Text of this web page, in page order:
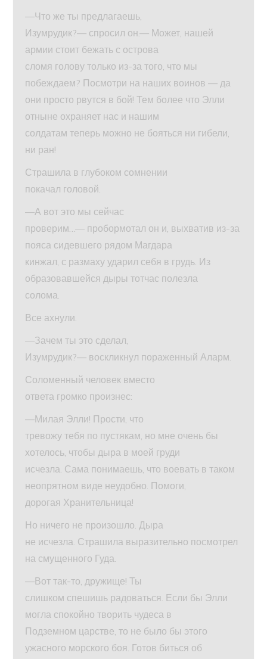
—Что же ты предлагаешь,
Изумрудик?— спросил он.— Может, нашей
армии стоит бежать с острова
сломя голову только из-за того, что мы
побеждаем? Посмотри на наших воинов — да
они просто рвутся в бой! Тем более что Элли
отныне охраняет нас и нашим
солдатам теперь можно не бояться ни гибели,
ни ран!
Страшила в глубоком сомнении
покачал головой.
—А вот это мы сейчас
проверим…— пробормотал он и, выхватив из-за
пояса сидевшего рядом Магдара
кинжал, с размаху ударил себя в грудь. Из
образовавшейся дыры тотчас полезла
солома.
Все ахнули.
—Зачем ты это сделал,
Изумрудик?— воскликнул пораженный Аларм.
Соломенный человек вместо
ответа громко произнес:
—Милая Элли! Прости, что
тревожу тебя по пустякам, но мне очень бы
хотелось, чтобы дыра в моей груди
исчезла. Сама понимаешь, что воевать в таком
неопрятном виде неудобно. Помоги,
дорогая Хранительница!
Но ничего не произошло. Дыра
не исчезла. Страшила выразительно посмотрел
на смущенного Гуда.
—Вот так-то, дружище! Ты
слишком спешишь радоваться. Если бы Элли
могла спокойно творить чудеса в
Подземном царстве, то не было бы этого
ужасного морского боя. Готов биться об